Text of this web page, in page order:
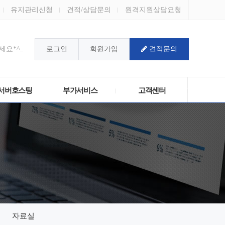
유지관리신청 견적/상담문의 원격지원상담요청
요*^_^* 로그인 회원가입 견적문의
버호스팅 부가서비스 고객센터
자료실